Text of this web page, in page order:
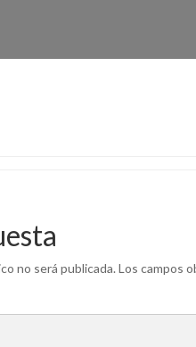
no será publicada. Los campos